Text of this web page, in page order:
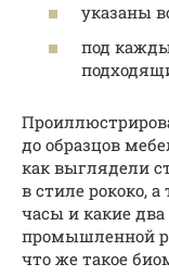
указаны
под
до образцов
как выглядели
в стиле рококо,
часы и какие
промышленной
что же такое